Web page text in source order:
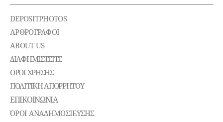
DEPOSITPHOTOS
ΑΡΘΡΟΓΡΑΦΟΙ
ABOUT US
ΔΙΑΦΗΜΙΣΤΕΊΤΕ
ΌΡΟΙ ΧΡΉΣΗΣ
ΠΟΛΙΤΙΚΉ ΑΠΟΡΡΉΤΟΥ
ΕΠΙΚΟΙΝΩΝΊΑ
ΌΡΟΙ ΑΝΑΔΗΜΟΣΙΕΥΣΗΣ